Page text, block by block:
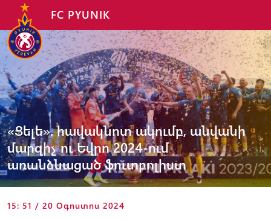
FC PYUNIK
«Ցելե». հավակնոտ ակումբ, անվանի
մարզիչ ու Եվրո 2024-ում
առանձնացած ֆուտբոլիստ
15: 51 / 20 Օգոստոս 2024